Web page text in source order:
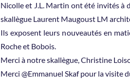
Nicolle et J.L. Martin ont été invités à
skallègue Laurent Maugoust LM
Ils exposent leurs nouveautés en
Roche et Bobois.
Merci à notre skallègue, Christine
Merci @Emmanuel Skaf pour la visite